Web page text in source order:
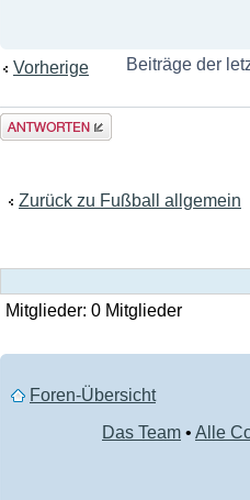
Vorherige Beiträge der
Antwort
erstellen
Zurück zu Fußball allgemein
Mitglieder: 0 Mitglieder
Foren-Übersicht
Das Team • Alle